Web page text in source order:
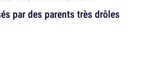
par des parents très drôles